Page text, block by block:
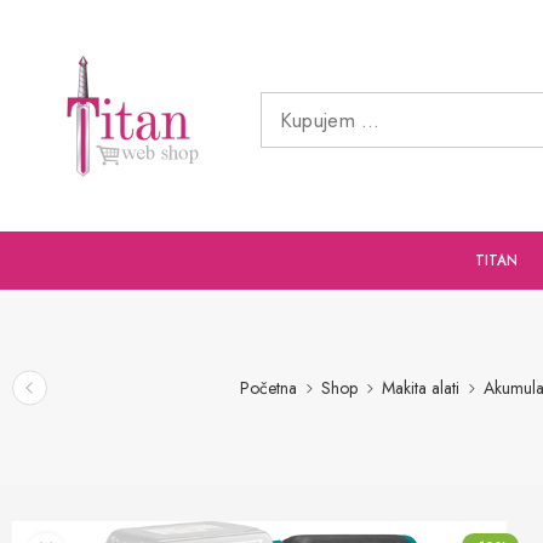
TITAN
Početna Shop Makita alati